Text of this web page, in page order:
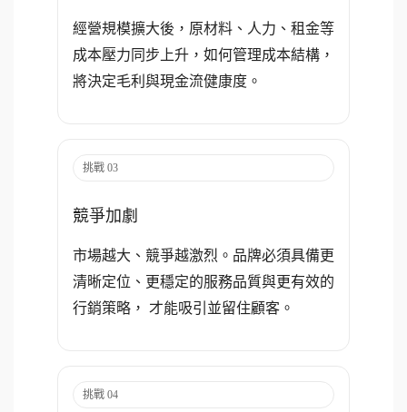
經營規模擴大後，原材料、人力、租金等
成本壓力同步上升，如何管理成本結構，
將決定毛利與現金流健康度。
挑戰 03
競爭加劇
市場越大、競爭越激烈。品牌必須具備更
清晰定位、更穩定的服務品質與更有效的
行銷策略， 才能吸引並留住顧客。
挑戰 04